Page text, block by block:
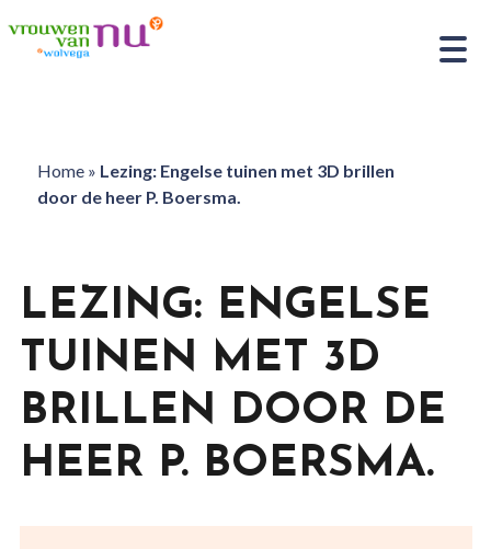
Home» Lezing: Engelse tuinen met 3D brillen
door de heer P. Boersma.
LEZING: ENGELSE
TUINEN MET 3D
BRILLEN DOOR DE
HEER P. BOERSMA.